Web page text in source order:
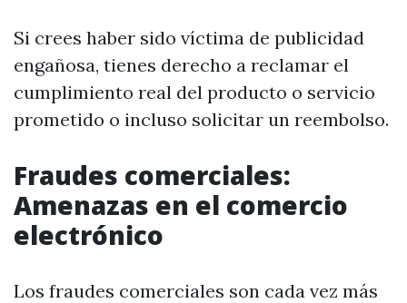
Si crees haber sido víctima de publicidad
engañosa, tienes derecho a reclamar el
cumplimiento real del producto o servicio
prometido o incluso solicitar un reembolso.
Fraudes comerciales:
Amenazas en el comercio
electrónico
Los fraudes comerciales son cada vez más